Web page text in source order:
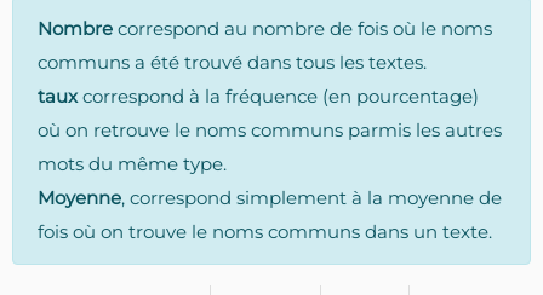
Nombre correspond au nombre de fois où le noms
communs a été trouvé dans tous les textes.
tauxcorrespond à la fréquence (en pourcentage)
où on retrouve le noms communs parmis les autres
mots du même type.
Moyenne, correspond simplement à la moyenne de
fois où on trouve le noms communs dans un texte.